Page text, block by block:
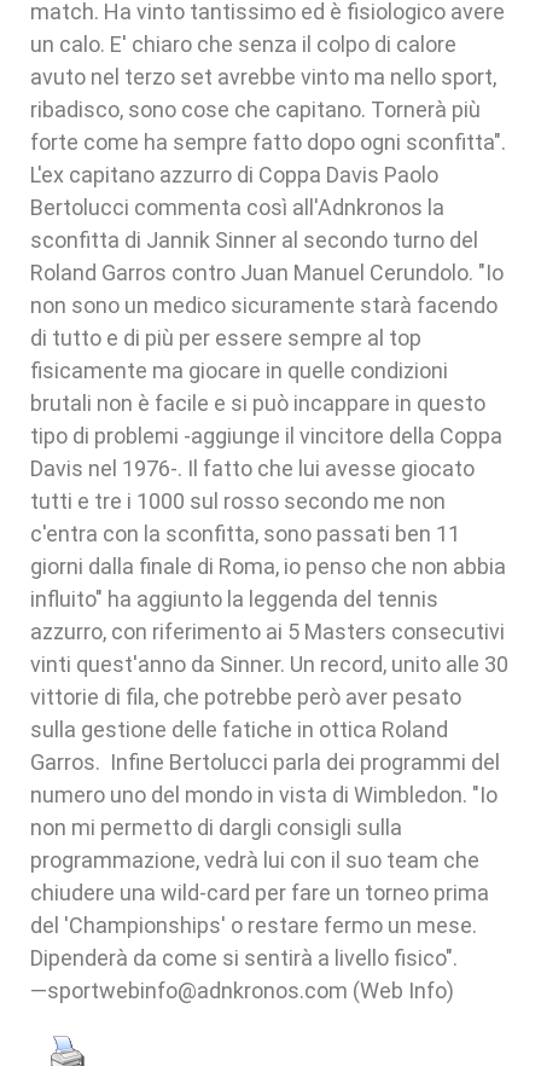
match. Ha vinto tantissimo ed è fisiologico avere
un calo. E' chiaro che senza il colpo di calore
avuto nel terzo set avrebbe vinto ma nello sport,
ribadisco, sono cose che capitano. Tornerà più
forte come ha sempre fatto dopo ogni sconfitta".
L'ex capitano azzurro di Coppa Davis Paolo
Bertolucci commenta così all'Adnkronos la
sconfitta di Jannik Sinner al secondo turno del
Roland Garros contro Juan Manuel Cerundolo. "Io
non sono un medico sicuramente starà facendo
di tutto e di più per essere sempre al top
fisicamente ma giocare in quelle condizioni
brutali non è facile e si può incappare in questo
tipo di problemi -aggiunge il vincitore della Coppa
Davis nel 1976-. Il fatto che lui avesse giocato
tutti e tre i 1000 sul rosso secondo me non
c'entra con la sconfitta, sono passati ben 11
giorni dalla finale di Roma, io penso che non abbia
influito" ha aggiunto la leggenda del tennis
azzurro, con riferimento ai 5 Masters consecutivi
vinti quest'anno da Sinner. Un record, unito alle 30
vittorie di fila, che potrebbe però aver pesato
sulla gestione delle fatiche in ottica Roland
Garros. Infine Bertolucci parla dei programmi del
numero uno del mondo in vista di Wimbledon. "Io
non mi permetto di dargli consigli sulla
programmazione, vedrà lui con il suo team che
chiudere una wild-card per fare un torneo prima
del 'Championships' o restare fermo un mese.
Dipenderà da come si sentirà a livello fisico".
—sportwebinfo@adnkronos.com (Web Info)